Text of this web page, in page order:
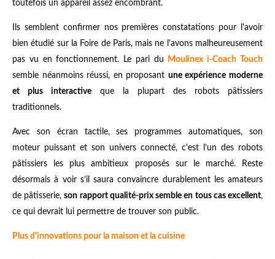
toutefois un appareil assez encombrant.
Ils semblent confirmer nos premières constatations pour l'avoir
bien étudié sur la Foire de Paris, mais ne l'avons malheureusement
pas vu en fonctionnement. Le pari du
Moulinex i-Coach Touch
semble néanmoins réussi, en proposant une expérience moderne
et plus interactive que la plupart des robots pâtissiers
traditionnels.
Avec son écran tactile, ses programmes automatiques, son
moteur puissant et son univers connecté, c'est l’un des robots
pâtissiers les plus ambitieux proposés sur le marché. Reste
désormais à voir s’il saura convaincre durablement les amateurs
de pâtisserie,son rapport qualité-prix semble en tous cas excellent,
ce qui devrait lui permettre de trouver son public.
Plus d'innovations pour la maison et la cuisine